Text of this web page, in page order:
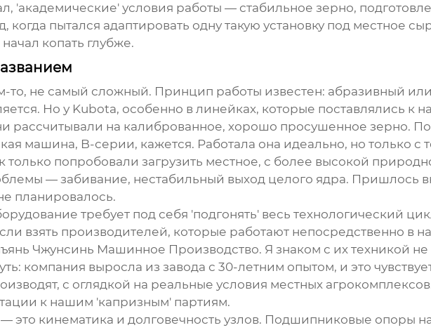
'академические' условия работы — стабильное зерно,
когда пытался адаптировать одну такую установку под местное
копать глубже.
то, не самый сложный. Принцип работы известен: абразивный
Но у Kubota, особенно в линейках, которые поставлялись к
рассчитывали на калиброванное, хорошо просушенное зерно.
машина, B-серии, кажется. Работала она идеально, но только с
попробовали загрузить местное, с более высокой
— забивание, нестабильный выход целого ядра. Пришлось
планировалось.
требует под себя 'подгонять' весь технологический
взять производителей, которые работают непосредственно в
Чжунсинь Машинное Производство. Я знаком с их техникой
компания выросла из завода с 30-летним опытом, и это
с оглядкой на реальные условия местных
к нашим 'капризным' партиям.
это кинематика и долговечность узлов. Подшипниковые опоры